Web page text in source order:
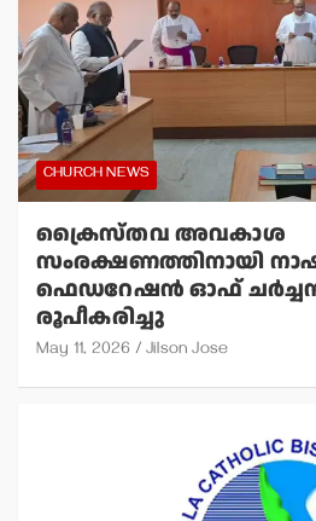
CHURCH NEWS
ക്രൈസ്തവ അവകാശ
സംരക്ഷണത്തിനായി
ഫെഡറേഷന്‍ ഓഫ്
രൂപീകരിച്ചു
May 11, 2026 Jilson Jose